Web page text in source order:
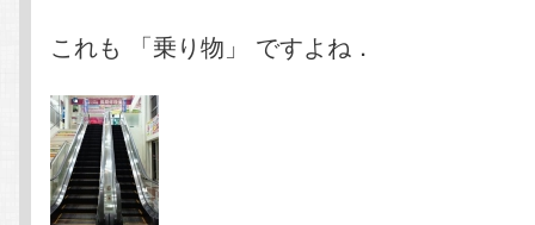
これも 「乗り物」 ですよね．